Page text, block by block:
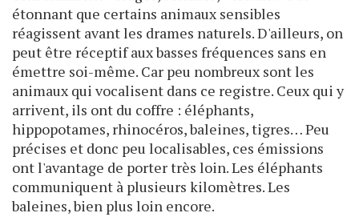
étonnant que certains animaux sensibles
réagissent avant les drames naturels. D'ailleurs, on
peut être réceptif aux basses fréquences sans en
émettre soi-même. Car peu nombreux sont les
animaux qui vocalisent dans ce registre. Ceux qui y
arrivent, ils ont du coffre : éléphants,
hippopotames, rhinocéros, baleines, tigres… Peu
précises et donc peu localisables, ces émissions
ont l'avantage de porter très loin. Les éléphants
communiquent à plusieurs kilomètres. Les
baleines, bien plus loin encore.